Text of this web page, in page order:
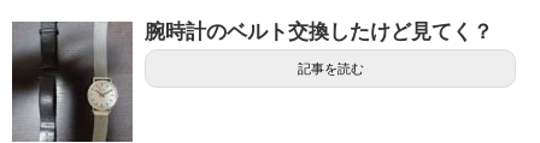
腕時計のベルト交換したけど見てく？
記事を読む